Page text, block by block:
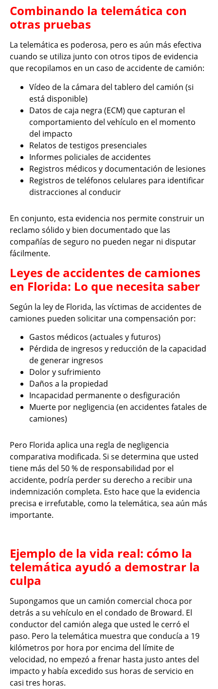
Combinando la telemática con
otras pruebas
La telemática es poderosa, pero es aún más efectiva
cuando se utiliza junto con otros tipos de evidencia
que recopilamos en un caso de accidente de camión:
Vídeo de la cámara del tablero del camión (si
está disponible)
Datos de caja negra (ECM) que capturan el
comportamiento del vehículo en el momento
del impacto
Relatos de testigos presenciales
Informes policiales de accidentes
Registros médicos y documentación de lesiones
Registros de teléfonos celulares para identificar
distracciones al conducir
En conjunto, esta evidencia nos permite construir un
reclamo sólido y bien documentado que las
compañías de seguro no pueden negar ni disputar
fácilmente.
Leyes de accidentes de camiones
en Florida: Lo que necesita saber
Según la ley de Florida, las víctimas de accidentes de
camiones pueden solicitar una compensación por:
Gastos médicos (actuales y futuros)
Pérdida de ingresos y reducción de la capacidad
de generar ingresos
Dolor y sufrimiento
Daños a la propiedad
Incapacidad permanente o desfiguración
Muerte por negligencia (en accidentes fatales de
camiones)
Pero Florida aplica una regla de negligencia
comparativa modificada. Si se determina que usted
tiene más del 50 % de responsabilidad por el
accidente, podría perder su derecho a recibir una
indemnización completa. Esto hace que la evidencia
precisa e irrefutable, como la telemática, sea aún más
importante.
Ejemplo de la vida real: cómo la
telemática ayudó a demostrar la
culpa
Supongamos que un camión comercial choca por
detrás a su vehículo en el condado de Broward. El
conductor del camión alega que usted le cerró el
paso. Pero la telemática muestra que conducía a 19
kilómetros por hora por encima del límite de
velocidad, no empezó a frenar hasta justo antes del
impacto y había excedido sus horas de servicio en
casi tres horas.